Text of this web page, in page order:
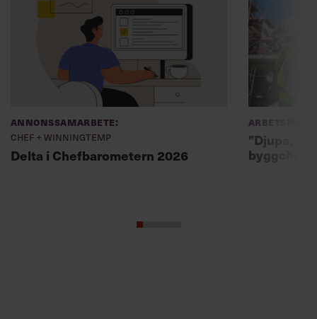
Annonssamarbete:
Chef + Winningtemp
Delta i Chefbarometern 2026
Arbetsmiljö
”Djupa,